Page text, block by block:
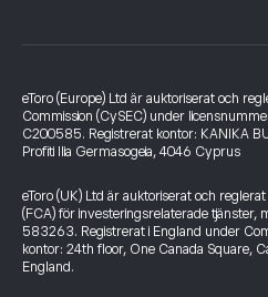
eToro (Europe) Ltd är auktoriserat och
Commission (CySEC) under
C200585. Registrerat kontor: KANIKA
Profiti Ilia Germasogeia, 4046 Cyprus
eToro (UK) Ltd är auktoriserat och
(FCA) för investeringsrelaterade tjänster,
583263. Registrerat i England under
kontor: 24th floor, One Canada Square,
England.